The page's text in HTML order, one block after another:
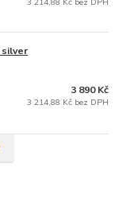
silver
3 890 Kč
3 214,88 Kč bez DPH